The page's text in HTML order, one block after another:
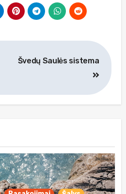
Švedų Saulės sistema